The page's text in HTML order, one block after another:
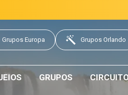
Grupos Europa Grupos Orlando
GRUPOS